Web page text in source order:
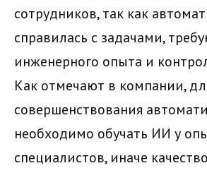
сотрудников, так как
справилась с задачами,
инженерного опыта и
Как отмечают в компании,
совершенствования
необходимо обучать ИИ у
специалистов, иначе